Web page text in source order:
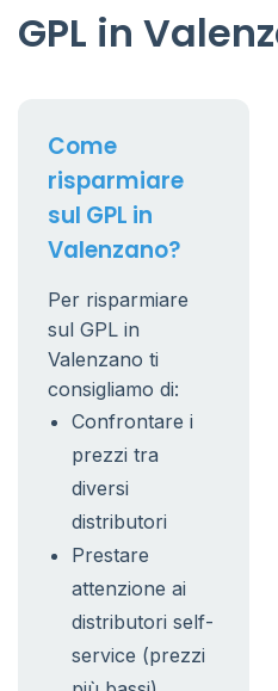
GPL in
Come
risparmiare
sul GPL in
Valenzano?
Per risparmiare
sul GPL in
Valenzano ti
consigliamo di:
Confrontare i
prezzi tra
diversi
distributori
Prestare
attenzione ai
distributori self-
service (prezzi